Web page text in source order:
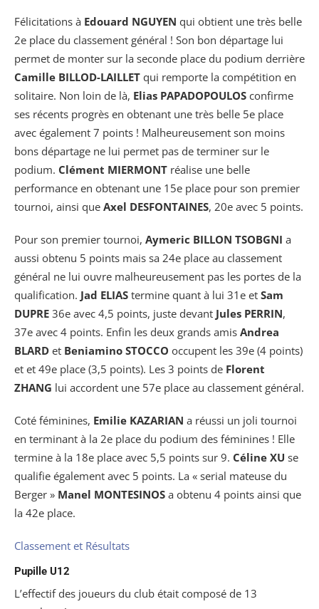
Félicitations à Edouard NGUYEN qui obtient une très belle
2e place du classement général ! Son bon départage lui
permet de monter sur la seconde place du podium derrière
Camille BILLOD-LAILLET qui remporte la compétition en
solitaire. Non loin de là, Elias PAPADOPOULOS confirme
ses récents progrès en obtenant une très belle 5e place
avec également 7 points ! Malheureusement son moins
bons départage ne lui permet pas de terminer sur le
podium. Clément MIERMONT réalise une belle
performance en obtenant une 15e place pour son premier
tournoi, ainsi que Axel DESFONTAINES, 20e avec 5 points.
Pour son premier tournoi, Aymeric BILLON TSOBGNI a
aussi obtenu 5 points mais sa 24e place au classement
général ne lui ouvre malheureusement pas les portes de la
qualification. Jad ELIAS termine quant à lui 31e et Sam
DUPRE 36e avec 4,5 points, juste devant Jules PERRIN,
37e avec 4 points. Enfin les deux grands amis Andrea
BLARD et Beniamino STOCCO occupent les 39e (4 points)
et et 49e place (3,5 points). Les 3 points de Florent
ZHANG lui accordent une 57e place au classement général.
Coté féminines, Emilie KAZARIAN a réussi un joli tournoi
en terminant à la 2e place du podium des féminines ! Elle
termine à la 18e place avec 5,5 points sur 9. Céline XU se
qualifie également avec 5 points. La « serial mateuse du
Berger » Manel MONTESINOS a obtenu 4 points ainsi que
la 42e place.
Classement et Résultats
Pupille U12
L’effectif des joueurs du club était composé de 13